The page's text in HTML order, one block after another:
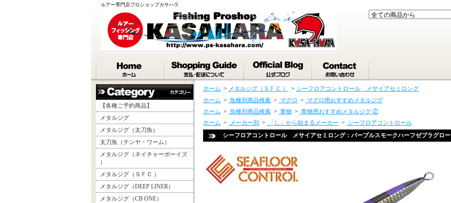
ルアー専門店プロショップカサハラ
【各種ご予約商品】
メタルジグ
メタルジグ（太刀魚）
太刀魚（テンヤ・ワーム）
メタルジグ（ネイチャーボーイズ
）
メタルジグ（ＳＦＣ ）
メタルジグ（DEEP LINER）
メタルジグ（CB ONE）
ホーム > メタルジグ（ＳＦＣ ） > シーフロアコントロール メサイアセミロング
ホーム > 魚種別商品検索 > マグロ > マグロ用おすすめメタルジグ
ホーム > 魚種別商品検索 > 青物 > 青物用おすすめメタルジグ ②
ホーム > メーカー別 > 「し」から始まるメーカー > シーフロアコントロール
シーフロアコントロール メサイアセミロング：パープルスモークハーフゼブラグロー